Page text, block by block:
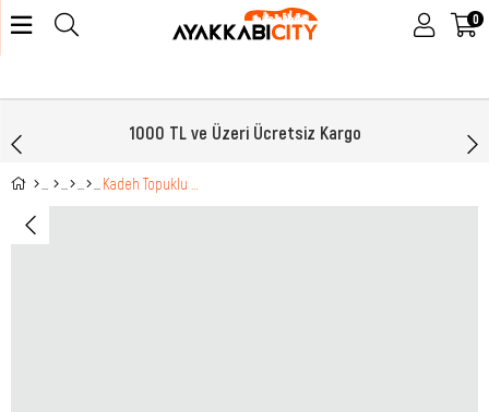
0
1000 TL ve Üzeri Ücretsiz Kargo